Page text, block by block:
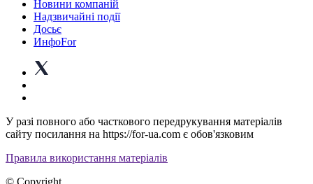
Новини компаній
Надзвичайні події
Досьє
ИнфоFor
У разі повного або часткового передрукування матеріалів
сайту посилання на https://for-ua.com є обов'язковим
Правила використання матеріалів
© Copyright